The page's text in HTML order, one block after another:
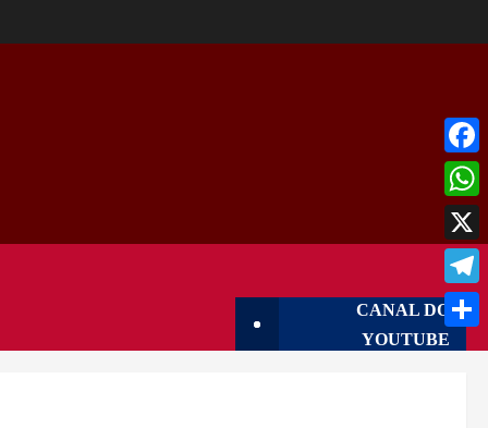
CANAL DO
YOUTUBE
X